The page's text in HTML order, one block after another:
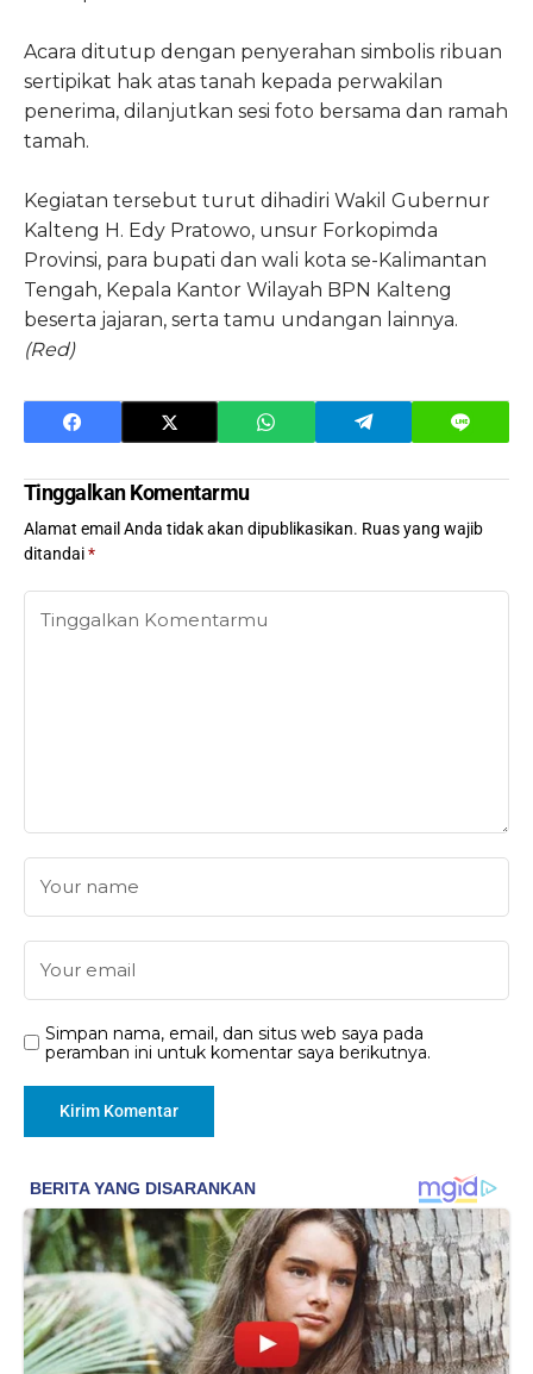
Acara ditutup dengan penyerahan simbolis ribuan
sertipikat hak atas tanah kepada perwakilan
penerima, dilanjutkan sesi foto bersama dan ramah
tamah.
Kegiatan tersebut turut dihadiri Wakil Gubernur
Kalteng H. Edy Pratowo, unsur Forkopimda
Provinsi, para bupati dan wali kota se-Kalimantan
Tengah, Kepala Kantor Wilayah BPN Kalteng
beserta jajaran, serta tamu undangan lainnya.
(Red)
Tinggalkan Komentarmu
Alamat email Anda tidak akan dipublikasikan. Ruas yang wajib
ditandai*
Simpan nama, email, dan situs web saya pada
peramban ini untuk komentar saya berikutnya.